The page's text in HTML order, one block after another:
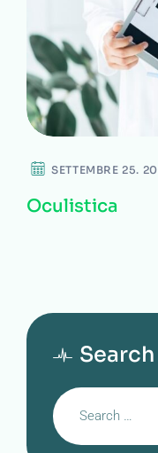
SETTEMBRE 25.
Oculistica
Search